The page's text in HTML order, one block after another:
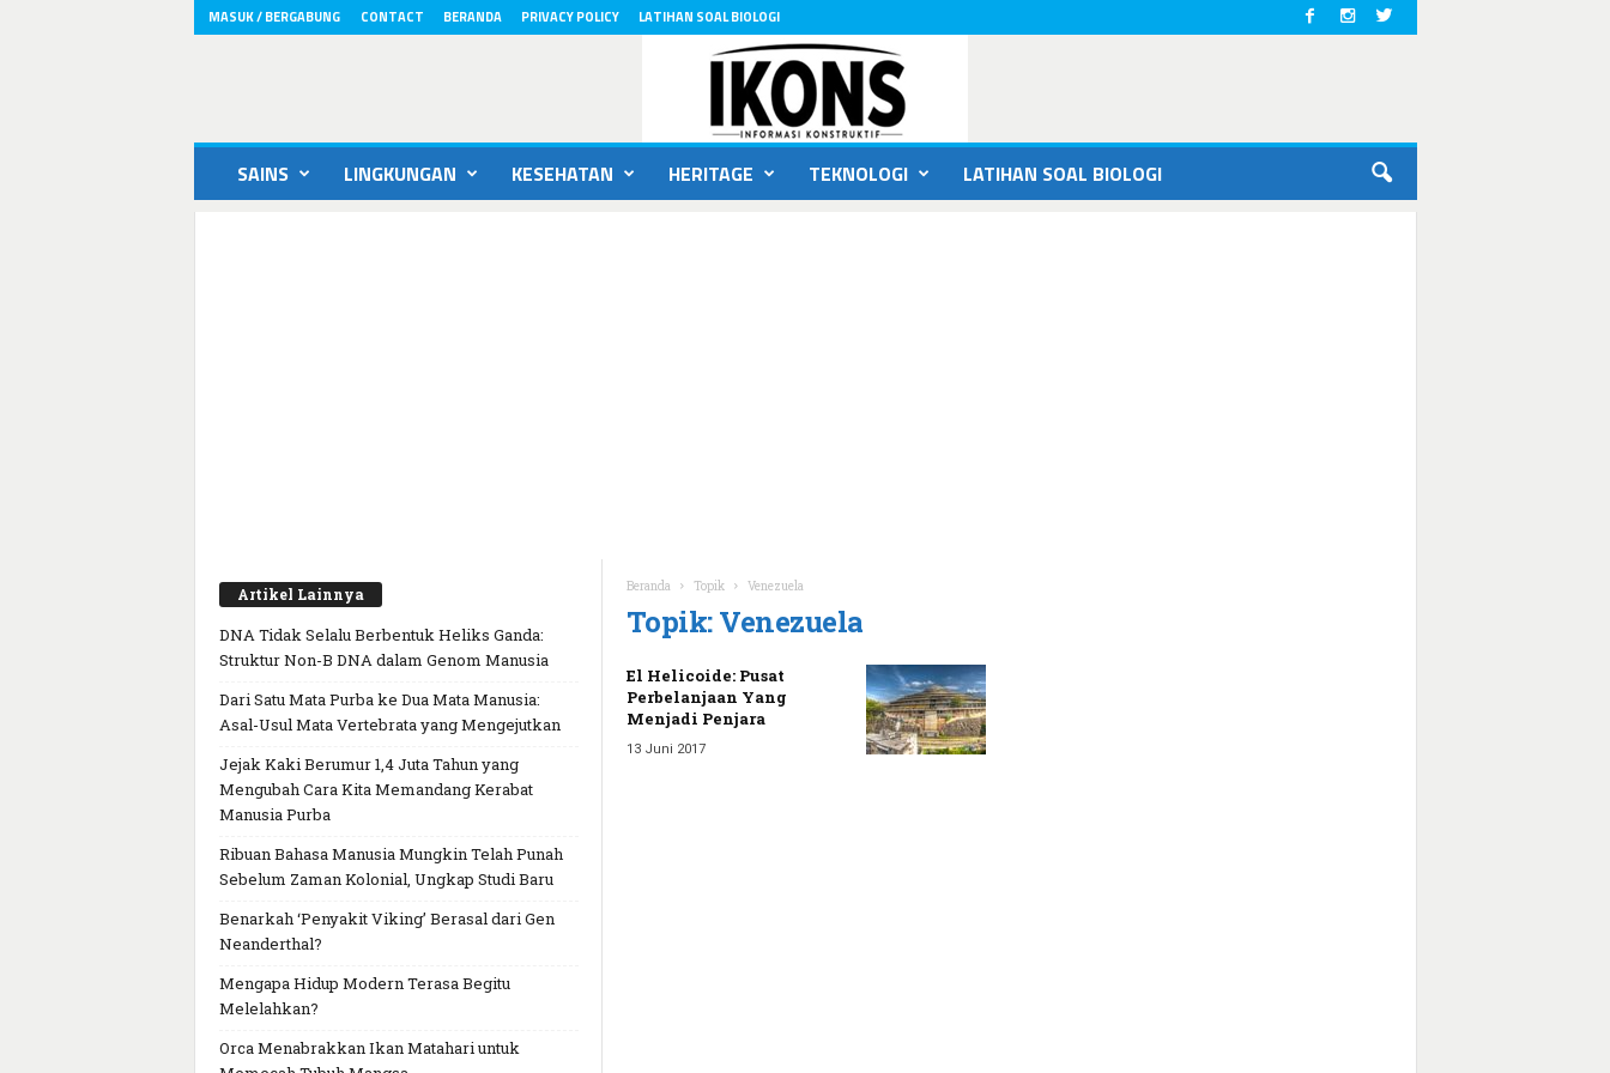
MASUK / BERGABUNG CONTACT BERANDA PRIVACY POLICY LATIHAN SOAL BIOLOGI
SAINS LINGKUNGAN KESEHATAN HERITAGE TEKNOLOGI LATIHAN SOAL BIOLOGI
Beranda Topik Venezuela
Topik: Venezuela
El Helicoide: Pusat
Perbelanjaan Yang
Menjadi Penjara
13 Juni 2017
Artikel Lainnya
DNA Tidak Selalu Berbentuk Heliks Ganda:
Struktur Non-B DNA dalam Genom Manusia
Dari Satu Mata Purba ke Dua Mata Manusia:
Asal-Usul Mata Vertebrata yang Mengejutkan
Jejak Kaki Berumur 1,4 Juta Tahun yang
Mengubah Cara Kita Memandang Kerabat
Manusia Purba
Ribuan Bahasa Manusia Mungkin Telah Punah
Sebelum Zaman Kolonial, Ungkap Studi Baru
Benarkah ‘Penyakit Viking’ Berasal dari Gen
Neanderthal?
Mengapa Hidup Modern Terasa Begitu
Melelahkan?
Orca Menabrakkan Ikan Matahari untuk